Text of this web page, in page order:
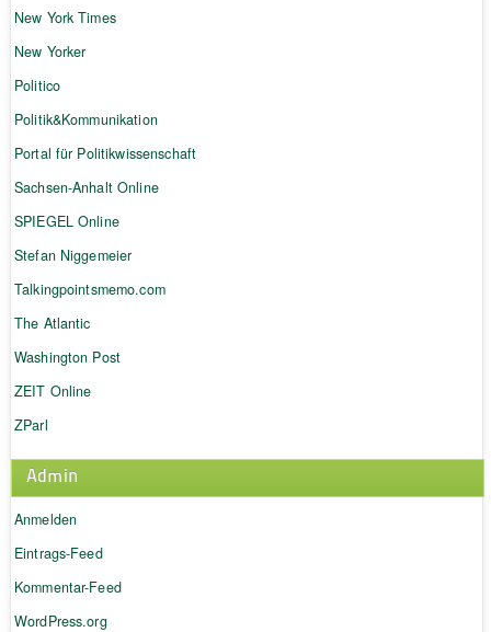
New York Times
New Yorker
Politico
Politik&Kommunikation
Portal für Politikwissenschaft
Sachsen-Anhalt Online
SPIEGEL Online
Stefan Niggemeier
Talkingpointsmemo.com
The Atlantic
Washington Post
ZEIT Online
ZParl
Admin
Anmelden
Eintrags-Feed
Kommentar-Feed
WordPress.org